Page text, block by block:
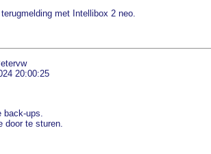
met Intellibox 2 neo.
20:00:25
back-ups.
door te sturen.